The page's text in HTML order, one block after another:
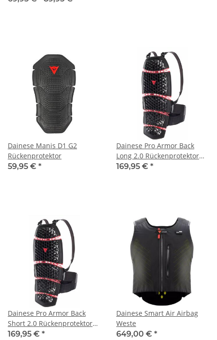
Dainese Manis D1 G2
Rückenprotektor
59,95 € *
Dainese Pro Armor Back
Long 2.0 Rückenprotektor
L/2XL
169,95 € *
Dainese Pro Armor Back
Short 2.0 Rückenprotektor
L/2XL
169,95 € *
Dainese Smart Air Airbag
Weste
649,00 € *